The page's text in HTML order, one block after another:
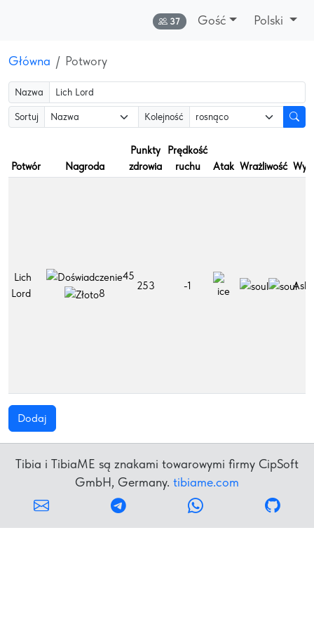
Online:
37 Gość Polski
Główna Potwory
Nazwa
Sortuj Kolejność
Potwór Nagroda
Punkty
zdrowia
Prędkość
ruchu
Atak Wrażliwość
Lich
Lord
45
8
253 -1
Dodaj
Tibia i TibiaME są znakami towarowymi firmy CipSoft
GmbH, Germany. tibiame.com